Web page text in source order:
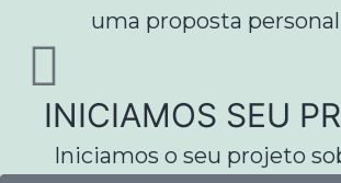
uma proposta
INICIAMOS SEU
Iniciamos o seu projeto